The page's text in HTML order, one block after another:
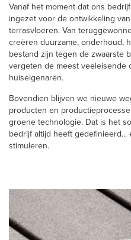
Vanaf het moment dat ons
ingezet voor de ontwikkeling
terrasvloeren. Van
creëren duurzame, onderhoud,
bestand zijn tegen de zwaarste
vergeten de meest veeleisende
huiseigenaren.
Bovendien blijven we nieuwe
producten en
groene technologie. Dat is het
bedrijf altijd heeft
stimuleren.